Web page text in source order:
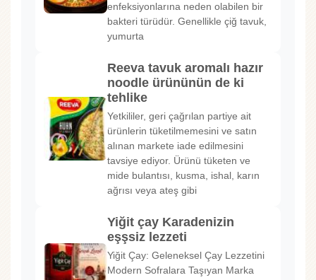
enfeksiyonlarına neden olabilen bir
bakteri türüdür. Genellikle çiğ tavuk,
yumurta
Reeva tavuk aromalı hazır
noodle ürününün de ki
tehlike
Yetkililer, geri çağrılan partiye ait
ürünlerin tüketilmemesini ve satın
alınan markete iade edilmesini
tavsiye ediyor. Ürünü tüketen ve
mide bulantısı, kusma, ishal, karın
ağrısı veya ateş gibi
Yiğit çay Karadenizin
eşşsiz lezzeti
Yiğit Çay: Geleneksel Çay Lezzetini
Modern Sofralara Taşıyan Marka